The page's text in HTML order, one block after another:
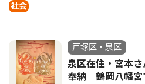
社会
戸塚区・泉区
泉区在住・宮本
奉納 鶴岡八幡宮